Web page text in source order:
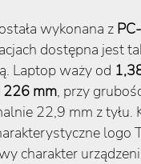
wykonana z
dostępna jest
Laptop waży od
mm, przy
22,9 mm z tyłu.
logo
charakter